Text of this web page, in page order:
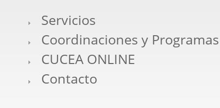
Servicios
Coordinaciones y Programas
CUCEA ONLINE
Contacto